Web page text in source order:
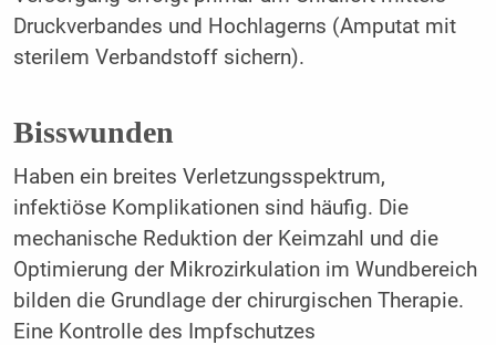
Druckverbandes und Hochlagerns (Amputat mit
sterilem Verbandstoff sichern).
Bisswunden
Haben ein breites Verletzungsspektrum,
infektiöse Komplikationen sind häufig. Die
mechanische Reduktion der Keimzahl und die
Optimierung der Mikrozirkulation im Wundbereich
bilden die Grundlage der chirurgischen Therapie.
Eine Kontrolle des Impfschutzes